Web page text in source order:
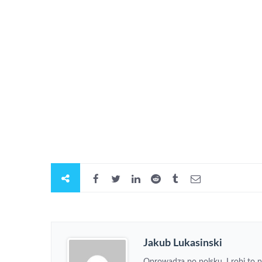
Jakub Lukasinski